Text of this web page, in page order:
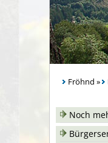
Fröhnd »
Noch